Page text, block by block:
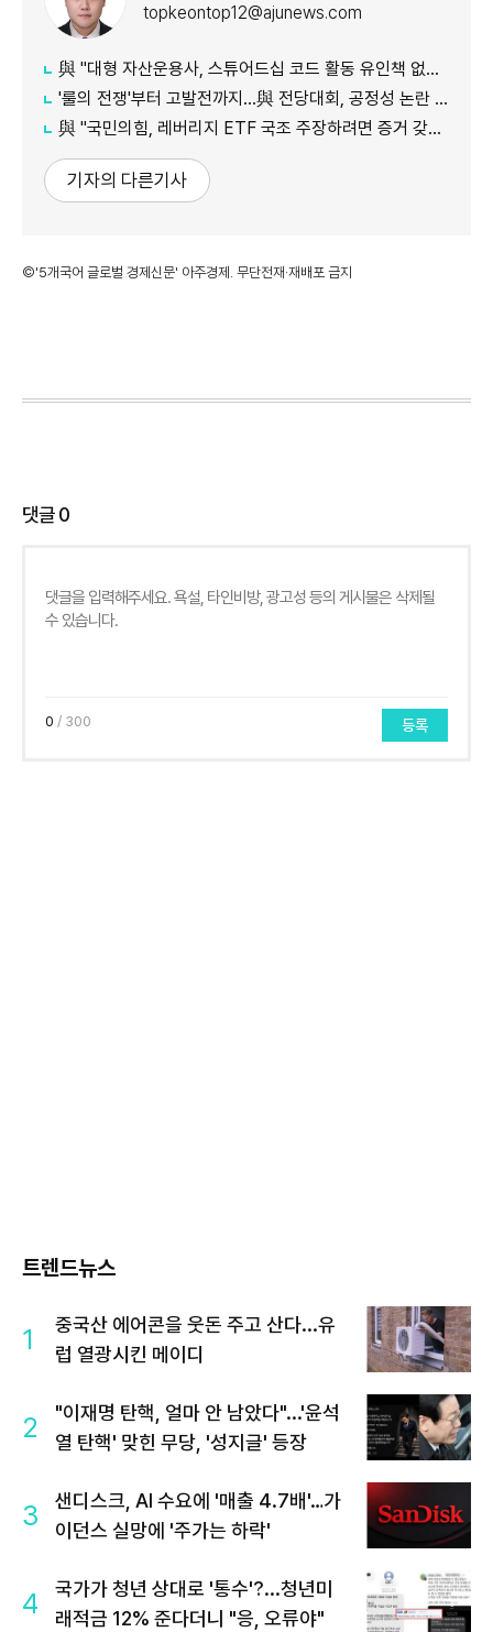
topkeontop12@ajunews.com
與 "대형 자산운용사, 스튜어드십 코드 활동 유인책 없다고 해"
'룰의 전쟁'부터 고발전까지…與 전당대회, 공정성 논란 계속
​​​​​​​與 "국민의힘, 레버리지 ETF 국조 주장하려면 증거 갖고 와야"
기자의 다른기사
©'5개국어 글로벌 경제신문' 아주경제. 무단전재·재배포 금지
댓글0
0 / 300 등록
트렌드뉴스
1
중국산 에어콘을 웃돈 주고 산다...유
럽 열광시킨 메이디
2
"이재명 탄핵, 얼마 안 남았다"...'윤석
열 탄핵' 맞힌 무당, '성지글' 등장
3
샌디스크, AI 수요에 '매출 4.7배'…가
이던스 실망에 '주가는 하락'
4
국가가 청년 상대로 '통수'?...청년미
래적금 12% 준다더니 "응, 오류야"